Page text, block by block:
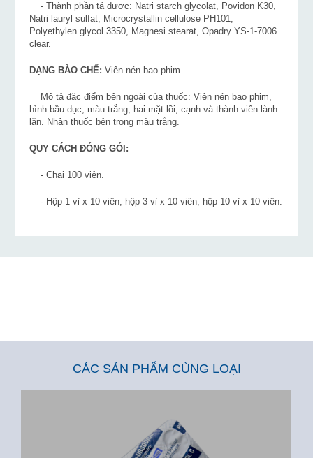
- Thành phần tá dược: Natri starch glycolat, Povidon K30,
Natri lauryl sulfat, Microcrystallin cellulose PH101,
Polyethylen glycol 3350, Magnesi stearat, Opadry YS-1-7006
clear.
DẠNG BÀO CHẾ:Viên nén bao phim.
Mô tả đặc điểm bên ngoài của thuốc: Viên nén bao phim,
hình bầu dục, màu trắng, hai mặt lồi, cạnh và thành viên lành
lặn. Nhân thuốc bên trong màu trắng.
QUY CÁCH ĐÓNG GÓI:
- Chai 100 viên.
- Hộp 1 vỉ x 10 viên, hộp 3 vỉ x 10 viên, hộp 10 vỉ x 10 viên.
CÁC SẢN PHẨM CÙNG LOẠI